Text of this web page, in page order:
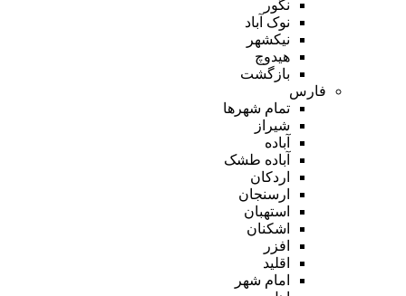
نگور
نوک آباد
نیکشهر
هیدوچ
بازگشت
فارس
تمام شهر‌ها
شیراز
آباده
آباده طشک
اردکان
ارسنجان
استهبان
اشکنان
افزر
اقلید
امام شهر